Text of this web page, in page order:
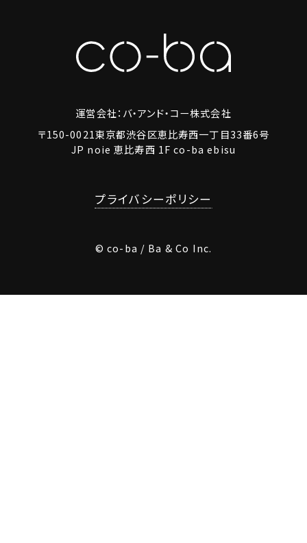
運営会社：バ・アンド・コー株式会社
〒150-0021東京都渋谷区恵比寿西一丁目33番6号
JP noie 恵比寿西 1F co-ba ebisu
プライバシーポリシー
© co-ba / Ba & Co Inc.